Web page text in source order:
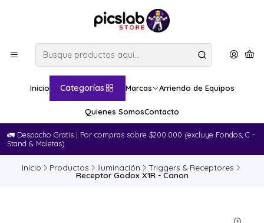
Inicio Categorías Marcas Arriendo de Equipos
Quienes SomosContacto
🚛​ Despacho Gratis | Por compras sobre $200.000 (excluye Fondos, C -
Stand & Maletas)
Inicio Productos Iluminación Triggers & Receptores
Receptor Godox X1R - Canon